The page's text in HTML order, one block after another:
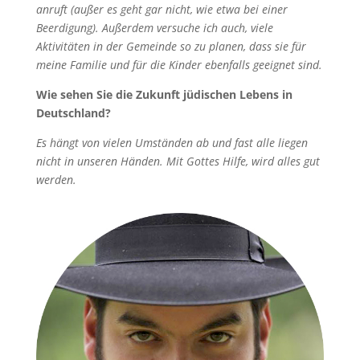
anruft (außer es geht gar nicht, wie etwa bei einer
Beerdigung). Außerdem versuche ich auch, viele
Aktivitäten in der Gemeinde so zu planen, dass sie für
meine Familie und für die Kinder ebenfalls geeignet sind.
Wie sehen Sie die Zukunft jüdischen Lebens in
Deutschland?
Es hängt von vielen Umständen ab und fast alle liegen
nicht in unseren Händen. Mit Gottes Hilfe, wird alles gut
werden.